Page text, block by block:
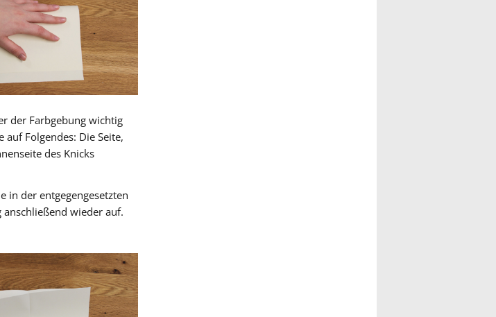
der Farbgebung wichtig
auf Folgendes: Die Seite,
des Knicks
in der entgegengesetzten
anschließend wieder auf.